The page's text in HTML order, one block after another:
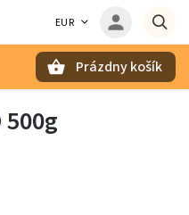
EUR
Prázdny košík